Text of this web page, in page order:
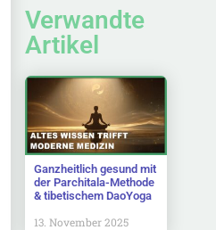
Verwandte
Artikel
Ganzheitlich gesund mit
der Parchitala-Methode
& tibetischem DaoYoga
13. November 2025